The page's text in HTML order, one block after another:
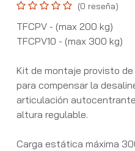
(0 reseña)
TFCPV - (max 200 kg)
TFCPV10 - (max 300 kg)
Kit de montaje provisto
para compensar la
articulación
altura regulable.
Carga estática máxima